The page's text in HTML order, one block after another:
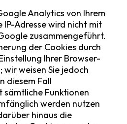
Analytics von Ihrem
Adresse wird nicht mit
zusammengeführt.
der Cookies durch
Ihrer Browser-
weisen Sie jedoch
diesem Fall
Funktionen
werden nutzen
hinaus die